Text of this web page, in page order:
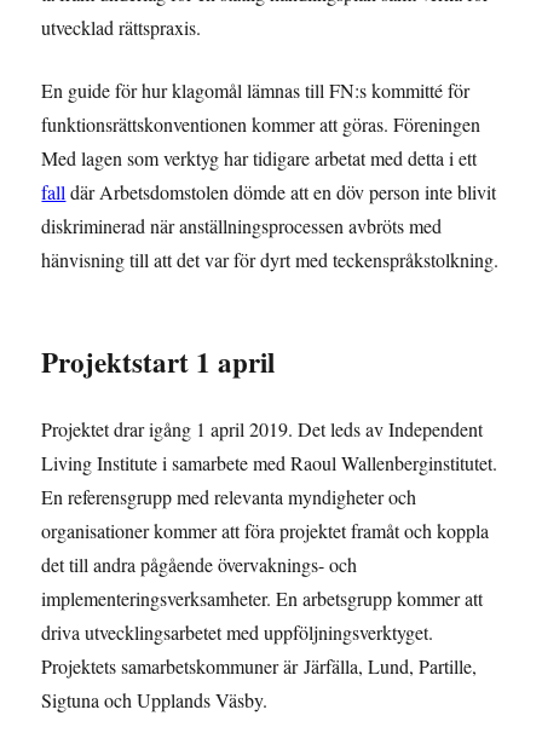
utvecklad rättspraxis.
En guide för hur klagomål lämnas till FN:s kommitté för
funktionsrättskonventionen kommer att göras. Föreningen
Med lagen som verktyg har tidigare arbetat med detta i ett
falldär Arbetsdomstolen dömde att en döv person inte blivit
diskriminerad när anställningsprocessen avbröts med
hänvisning till att det var för dyrt med teckenspråkstolkning.
Projektstart 1 april
Projektet drar igång 1 april 2019. Det leds av Independent
Living Institute i samarbete med Raoul Wallenberginstitutet.
En referensgrupp med relevanta myndigheter och
organisationer kommer att föra projektet framåt och koppla
det till andra pågående övervaknings- och
implementeringsverksamheter. En arbetsgrupp kommer att
driva utvecklingsarbetet med uppföljningsverktyget.
Projektets samarbetskommuner är Järfälla, Lund, Partille,
Sigtuna och Upplands Väsby.